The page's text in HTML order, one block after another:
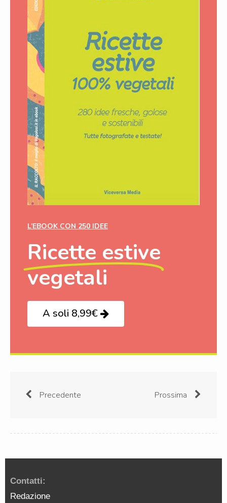
L’EBOOK CON 250 IDEE
Ricette estive
vegetali
A soli 8,99€
Precedente Prossima
Contatti:
Redazione